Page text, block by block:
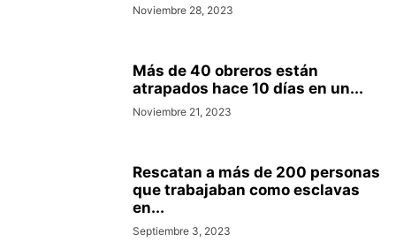
Noviembre 28, 2023
Más de 40 obreros están
atrapados hace 10 días en un...
Noviembre 21, 2023
Rescatan a más de 200 personas
que trabajaban como esclavas
en...
Septiembre 3, 2023